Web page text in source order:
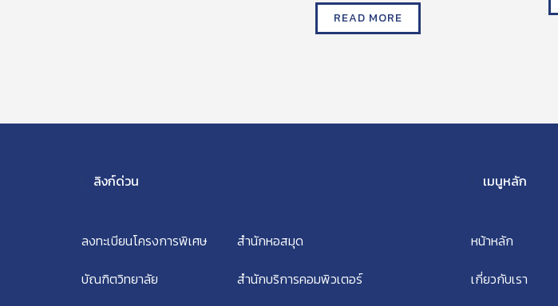
READ MORE
ลิงก์ด่วน
ลงทะเบียนโครงการพิเศษ
บัณฑิตวิทยาลัย
สำนักหอสมุด
สำนักบริการคอมพิวเตอร์
เมนูหลัก
หน้าหลัก
เกี่ยวกับเรา